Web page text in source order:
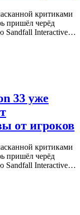
критиками
пришёл черёд
Sandfall Interactive…
33 уже
от игроков
критиками
пришёл черёд
Sandfall Interactive…